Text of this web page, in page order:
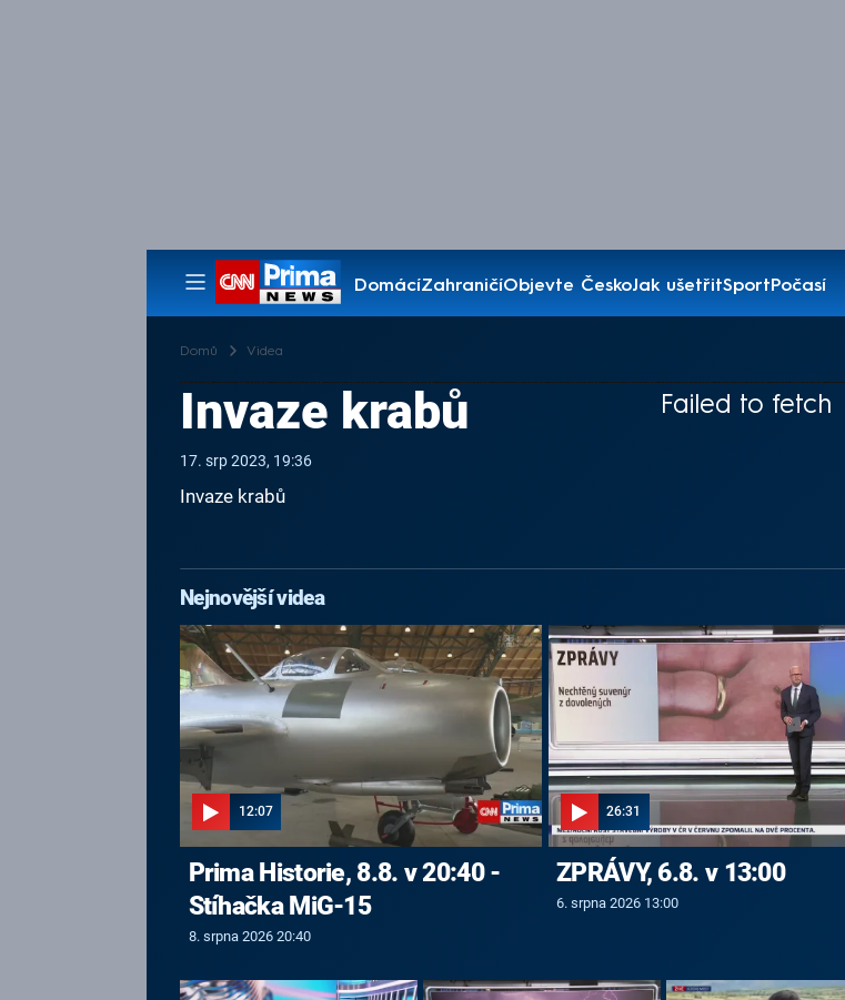
DomácíZahraničíObjevte ČeskoJak ušetřitSportPočasí
Pořady
Domů Videa
Failed to fetch
Invaze krabů
17. srp 2023, 19:36
Invaze krabů
Nejnovější videa
12:07
Prima Historie, 8.8. v 20:40 -
Stíhačka MiG-15
8. srpna 2026 20:40
26:31
ZPRÁVY, 6.8. v 13:00
6. srpna 2026 13:00